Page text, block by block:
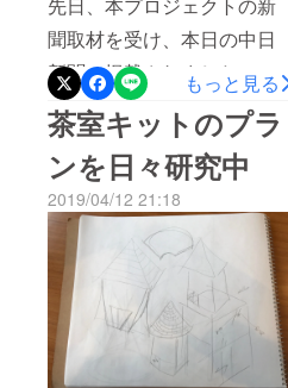
き用 その他 ：機能上非常
に尖がった作りにしており
ますので特 に先端部はご注
意ください。残り1ヶ月を
切っております。引き続き
ご支援、応援のほどよろし
くお願いいたします。
聞取材を受け、本日の中日
新聞に掲載されました。侘
び寂びの思想に触れたこ
と、ものづくりへの想いな
ど語っております。支援期
間もあっという間に残り1ヶ
月あまり。。。引き続きご
支援よろしくお願いいたし
ます！
もっと見る
茶室キットのプラ
ンを日々研究中
2019/04/12 21:18